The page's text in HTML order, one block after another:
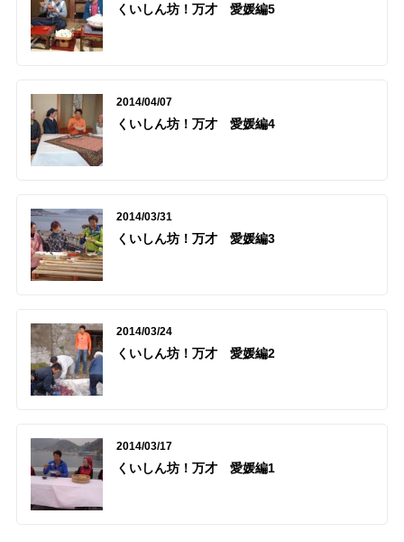
くいしん坊！万才 愛媛編5
2014/04/07
くいしん坊！万才 愛媛編4
2014/03/31
くいしん坊！万才 愛媛編3
2014/03/24
くいしん坊！万才 愛媛編2
2014/03/17
くいしん坊！万才 愛媛編1